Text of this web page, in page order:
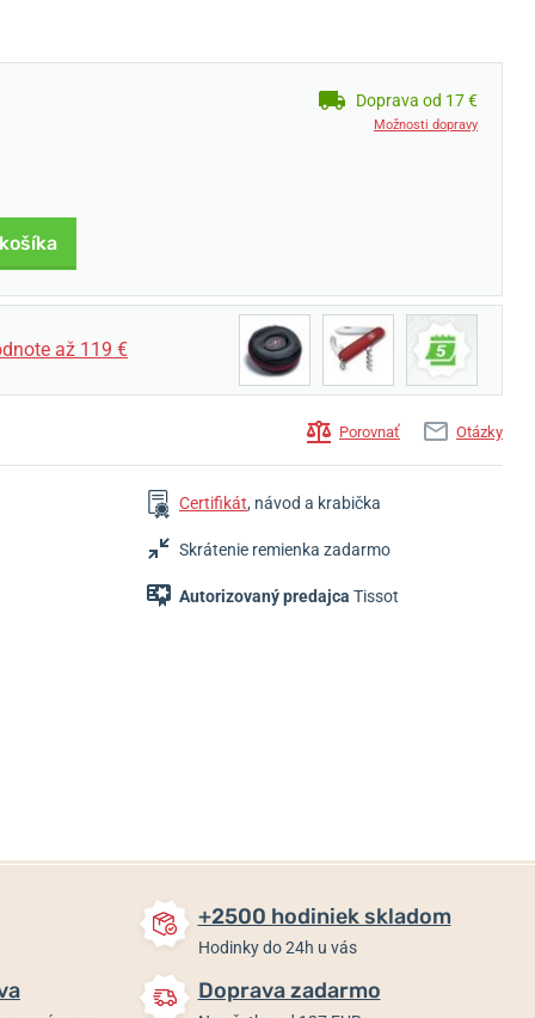
Doprava od 17 €
Možnosti dopravy
až 119 €
Porovnať Otázky
Certifikát, návod a krabička
Skrátenie remienka zadarmo
Autorizovaný predajca Tissot
+2500 hodiniek skladom
Hodinky do 24h u vás
Doprava zadarmo